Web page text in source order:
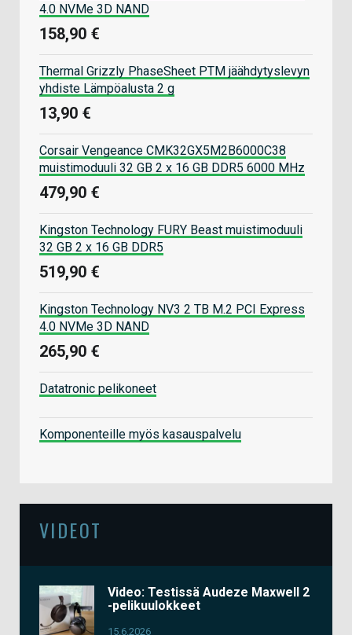
4.0 NVMe 3D NAND
158,90 €
Thermal Grizzly PhaseSheet PTM jäähdytyslevyn
yhdiste Lämpöalusta 2 g
13,90 €
Corsair Vengeance CMK32GX5M2B6000C38
muistimoduuli 32 GB 2 x 16 GB DDR5 6000 MHz
479,90 €
Kingston Technology FURY Beast muistimoduuli
32 GB 2 x 16 GB DDR5
519,90 €
Kingston Technology NV3 2 TB M.2 PCI Express
4.0 NVMe 3D NAND
265,90 €
Datatronic pelikoneet
Komponenteille myös kasauspalvelu
VIDEOT
Video: Testissä Audeze Maxwell 2
-pelikuulokkeet
15.6.2026